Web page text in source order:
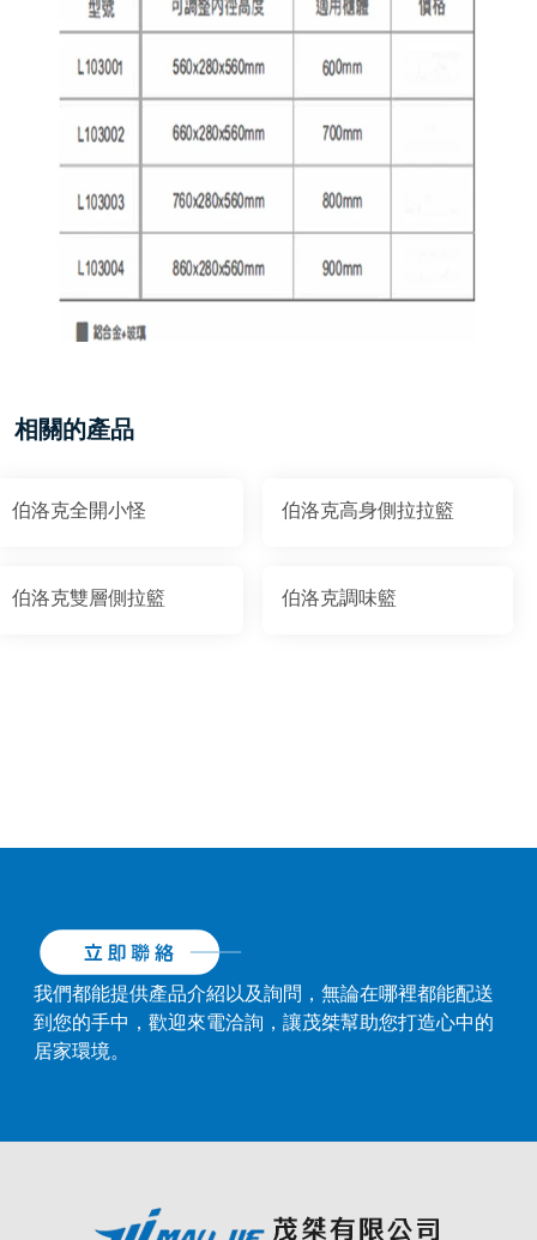
相關的產品
伯洛克全開小怪 伯洛克高身側拉拉籃
伯洛克雙層側拉籃 伯洛克調味籃
我們都能提供產品介紹以及詢問，無論在哪裡都能配送
到您的手中，歡迎來電洽詢，讓茂桀幫助您打造心中的
居家環境。